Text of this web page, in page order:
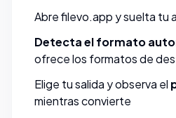
Abrefilevo.app y suelta tu
Detecta el formato
ofrece los formatos de
Elige tu salida y observa el
mientras convierte